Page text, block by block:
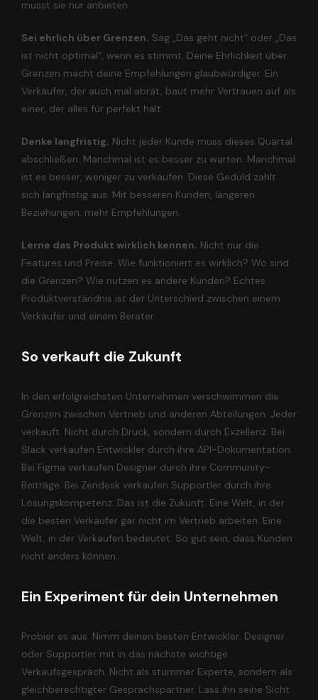
musst sie nur anbieten.
Sei ehrlich über Grenzen. Sag „Das geht nicht“ oder „Das
ist nicht optimal“, wenn es stimmt. Deine Ehrlichkeit über
Grenzen macht deine Empfehlungen glaubwürdiger. Ein
Verkäufer, der auch mal abrät, baut mehr Vertrauen auf als
einer, der alles für perfekt hält.
Denke langfristig. Nicht jeder Kunde muss dieses Quartal
abschließen. Manchmal ist es besser zu warten. Manchmal
ist es besser, weniger zu verkaufen. Diese Geduld zahlt
sich langfristig aus. Mit besseren Kunden, längeren
Beziehungen, mehr Empfehlungen.
Lerne das Produkt wirklich kennen. Nicht nur die
Features und Preise. Wie funktioniert es wirklich? Wo sind
die Grenzen? Wie nutzen es andere Kunden? Echtes
Produktverständnis ist der Unterschied zwischen einem
Verkäufer und einem Berater.
So verkauft die Zukunft
In den erfolgreichsten Unternehmen verschwimmen die
Grenzen zwischen Vertrieb und anderen Abteilungen. Jeder
verkauft. Nicht durch Druck, sondern durch Exzellenz. Bei
Slack verkaufen Entwickler durch ihre API-Dokumentation.
Bei Figma verkaufen Designer durch ihre Community-
Beiträge. Bei Zendesk verkaufen Supportler durch ihre
Lösungskompetenz. Das ist die Zukunft. Eine Welt, in der
die besten Verkäufer gar nicht im Vertrieb arbeiten. Eine
Welt, in der Verkaufen bedeutet: So gut sein, dass Kunden
nicht anders können.
Ein Experiment für dein Unternehmen
Probier es aus. Nimm deinen besten Entwickler, Designer
oder Supportler mit in das nächste wichtige
Verkaufsgespräch. Nicht als stummer Experte, sondern als
gleichberechtigter Gesprächspartner. Lass ihn seine Sicht